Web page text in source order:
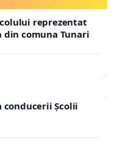
reprezentat
din comuna Tunari
Școlii